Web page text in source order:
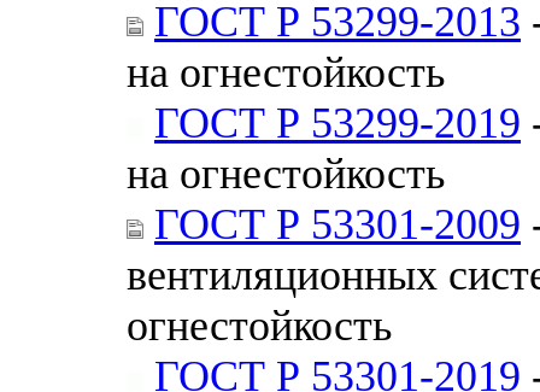
ГОСТ Р 53299-2013
на огнестойкость
ГОСТ Р 53299-2019
на огнестойкость
ГОСТ Р 53301-2009
вентиляционных
огнестойкость
ГОСТ Р 53301-2019